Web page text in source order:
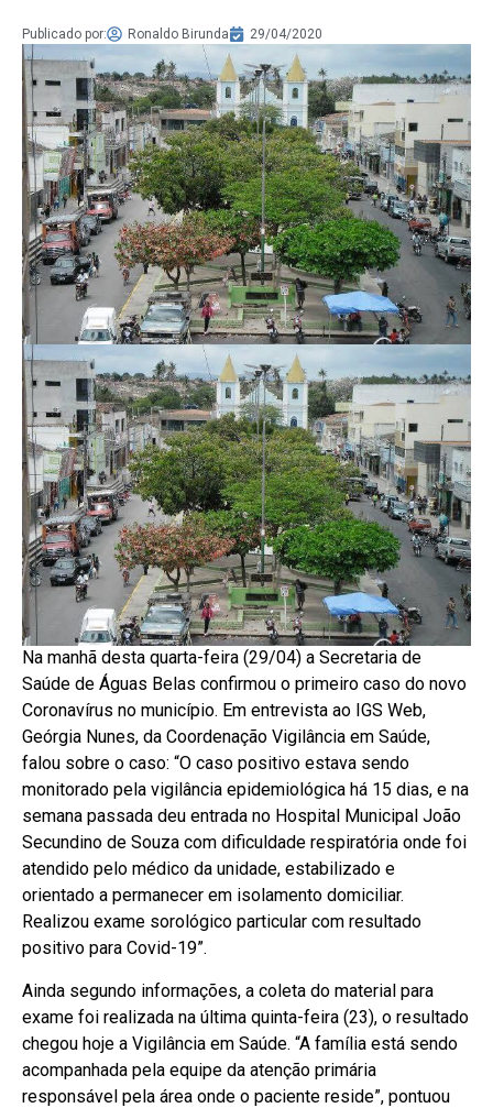
Publicado por: Ronaldo Birunda 29/04/2020
Na manhã desta quarta-feira (29/04) a Secretaria de
Saúde de Águas Belas confirmou o primeiro caso do novo
Coronavírus no município. Em entrevista ao IGS Web,
Geórgia Nunes, da Coordenação Vigilância em Saúde,
falou sobre o caso: “O caso positivo estava sendo
monitorado pela vigilância epidemiológica há 15 dias, e na
semana passada deu entrada no Hospital Municipal João
Secundino de Souza com dificuldade respiratória onde foi
atendido pelo médico da unidade, estabilizado e
orientado a permanecer em isolamento domiciliar.
Realizou exame sorológico particular com resultado
positivo para Covid-19”.
Ainda segundo informações, a coleta do material para
exame foi realizada na última quinta-feira (23), o resultado
chegou hoje a Vigilância em Saúde. “A família está sendo
acompanhada pela equipe da atenção primária
responsável pela área onde o paciente reside”, pontuou